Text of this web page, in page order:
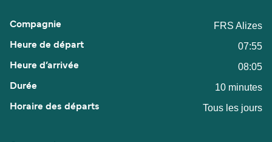
FRS Alizes
07:55
08:05
10 minutes
Tous les jours